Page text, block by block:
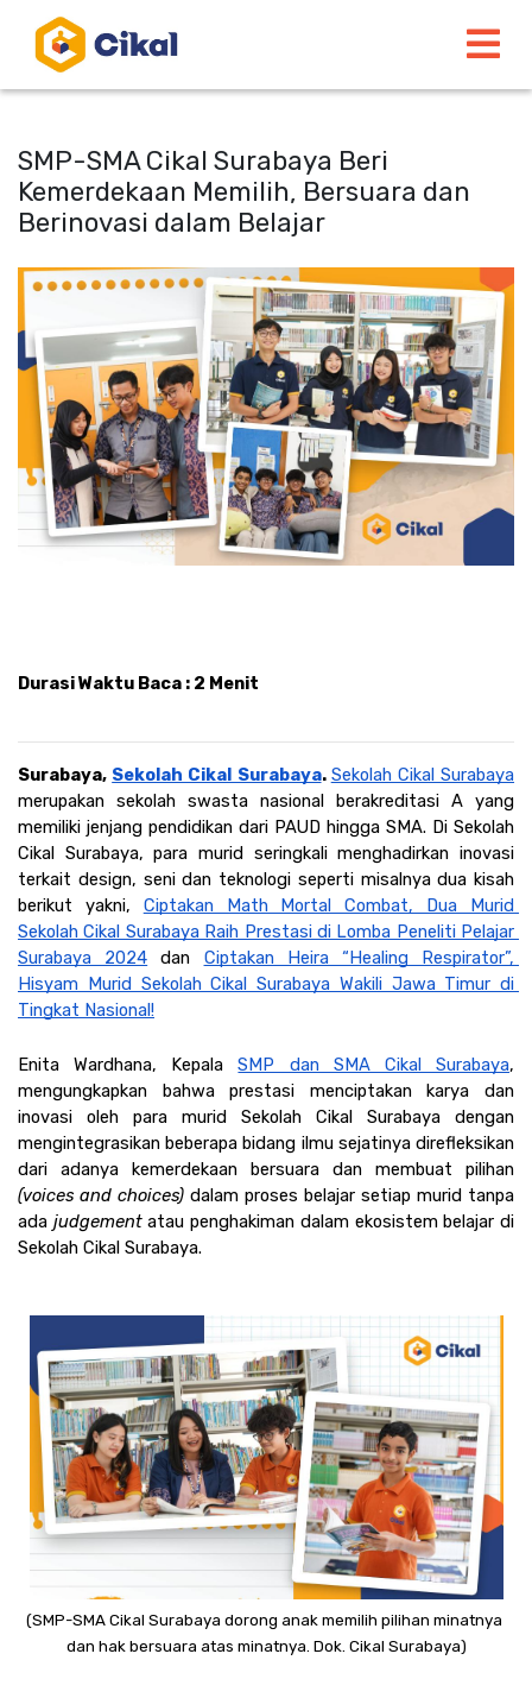
SMP-SMA Cikal Surabaya Beri
Kemerdekaan Memilih, Bersuara dan
Berinovasi dalam Belajar
Durasi Waktu Baca : 2 Menit
Surabaya, Sekolah Cikal Surabaya. Sekolah Cikal Surabaya
merupakan sekolah swasta nasional berakreditasi A yang
memiliki jenjang pendidikan dari PAUD hingga SMA. Di Sekolah
Cikal Surabaya, para murid seringkali menghadirkan inovasi
terkait design, seni dan teknologi seperti misalnya dua kisah
berikut yakni, Ciptakan Math Mortal Combat, Dua Murid
Sekolah Cikal Surabaya Raih Prestasi di Lomba Peneliti Pelajar
Surabaya 2024 dan Ciptakan Heira “Healing Respirator”,
Hisyam Murid Sekolah Cikal Surabaya Wakili Jawa Timur di
Tingkat Nasional!
Enita Wardhana, Kepala SMP dan SMA Cikal Surabaya,
mengungkapkan bahwa prestasi menciptakan karya dan
inovasi oleh para murid Sekolah Cikal Surabaya dengan
mengintegrasikan beberapa bidang ilmu sejatinya direfleksikan
(voices and choices) dalam proses belajar setiap murid tanpa
ada judgement atau penghakiman dalam ekosistem belajar di
Sekolah Cikal Surabaya.
(SMP-SMA Cikal Surabaya dorong anak memilih pilihan minatnya
dan hak bersuara atas minatnya. Dok. Cikal Surabaya)